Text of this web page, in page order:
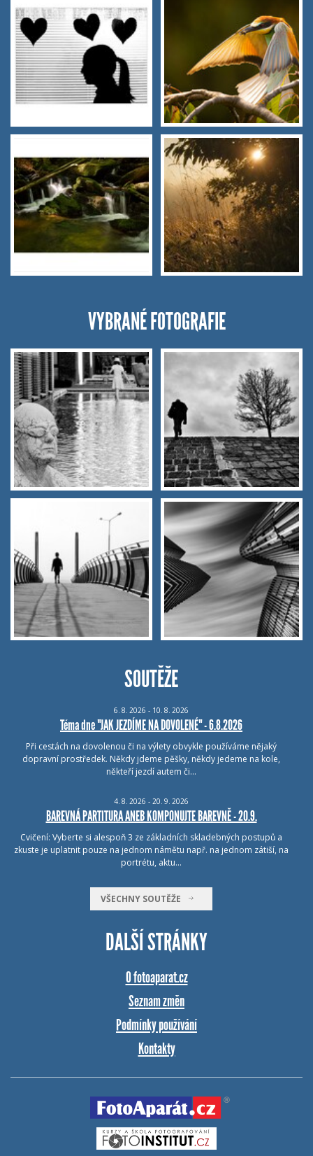
VYBRANÉ FOTOGRAFIE
SOUTĚŽE
6. 8. 2026 - 10. 8. 2026
Téma dne "JAK JEZDÍME NA DOVOLENÉ" - 6.8.2026
Při cestách na dovolenou či na výlety obvykle používáme nějaký
dopravní prostředek. Někdy jdeme pěšky, někdy jedeme na kole,
někteří jezdí autem či…
4. 8. 2026 - 20. 9. 2026
BAREVNÁ PARTITURA ANEB KOMPONUJTE BAREVNĚ - 20.9.
Cvičení: Vyberte si alespoň 3 ze základních skladebných postupů a
zkuste je uplatnit pouze na jednom námětu např. na jednom zátiší, na
portrétu, aktu…
VŠECHNY SOUTĚŽE
DALŠÍ STRÁNKY
O fotoaparat.cz
Seznam změn
Podmínky používání
Kontakty